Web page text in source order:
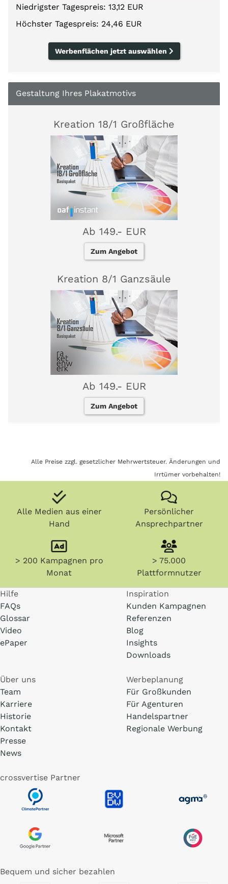
Niedrigster Tagespreis: 13,12 EUR
Höchster Tagespreis: 24,46 EUR
Werbenflächen jetzt auswählen
Gestaltung Ihres Plakatmotivs
Kreation 18/1 Großfläche
Ab 149.- EUR
Zum Angebot
Kreation 8/1 Ganzsäule
Ab 149.- EUR
Zum Angebot
Alle Preise zzgl. gesetzlicher Mehrwertsteuer. Änderungen und
Irrtümer vorbehalten!
Alle Medien aus einer
Hand
Persönlicher
Ansprechpartner
> 200 Kampagnen pro
Monat
> 75.000
Plattformnutzer
Hilfe
FAQs
Glossar
Video
ePaper
Inspiration
Kunden Kampagnen
Referenzen
Blog
Insights
Downloads
Über uns
Team
Karriere
Historie
Kontakt
Presse
News
Werbeplanung
Für Großkunden
Für Agenturen
Handelspartner
Regionale Werbung
crossvertise Partner
Bequem und sicher bezahlen